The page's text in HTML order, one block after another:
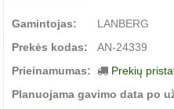
Gamintojas:
LANBERG
Prekės kodas:
AN-24339
Prieinamumas:
Prekių
Planuojama gavimo data po